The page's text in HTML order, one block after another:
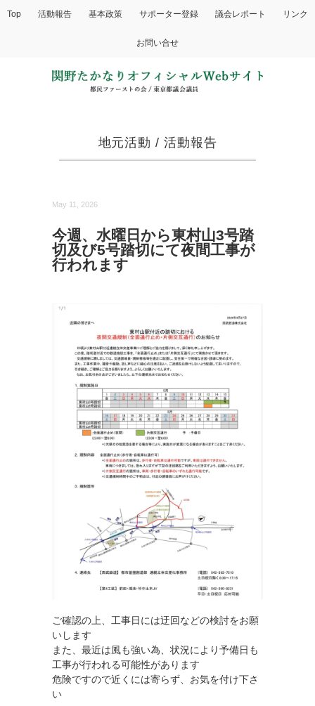
Top 活動報告 基本政策 サポーター登録 議会レポート リンク
お問い合せ
地元活動 / 活動報告
May 11, 2026
今週、水曜日から東村山3号踏
切及び5号踏切にて夜間工事が
行われます
ご確認の上、工事日には迂回などの検討をお願
いします
また、最近は風も強い為、状況により予備日も
工事が行われる可能性があります
危険ですので近くには寄らず、お気を付け下さ
い